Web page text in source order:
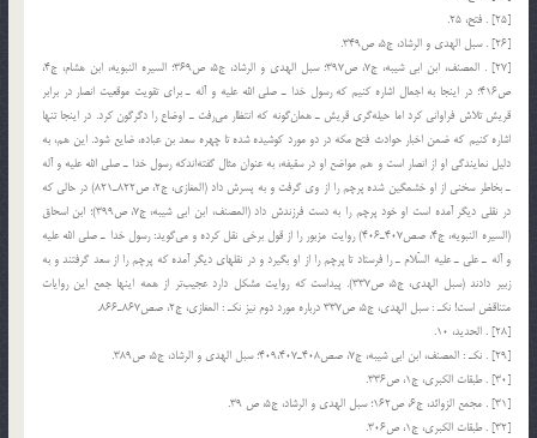
[25] . فتح، 25.
[26] . سبل الهدی و الرشاد، ج5، ص349.
[27] . المصنف، ابن ابی شیبه، ج7، ص397؛ سبل الهدی و الرشاد، ج5، ص369؛ السیره النبویه، ابن هشام، ج4،
ص416؛ در اینجا به اجمال اشاره كنیم كه رسول خدا ـ صلی الله علیه و آله ـ برای تقویت موقعیت انصار در برابر
قریش تلاش فراوانی كرد اما حیله‌گری قریش ـ همان‌گونه كه انتظار می‌رفت ـ اوضاع را دگرگون كرد. در اینجا تنها
اشاره كنیم كه ضمن اخبار حوادث فتح مكه در دو مورد كوشیده شده تا چهره سعد بن عباده، ضایع شود. این هم، به
دلیل نمایندگی او از انصار است و هم مواضع او در سقیفه، به عنوان مثال گفته‌اندكه رسول خدا ـ صلی الله علیه و آله
ـ بخاطر سخنی از او خشمگین شده پرچم را از وی گرفت و به پسرش داد (المغازی، ج2، ص822ـ821) در حالی كه
در نقلی دیگر آمده است او خود پرچم را به دست فرزندش داد (المصنف، ابن ابی شیبه، ج7، ص399)؛ ابن اسحاق
(السیره النبویه، ج4، صص407ـ406) روایت مزبور را از قول برخی نقل كرده و می‌گوید: رسول خدا ـ صلی الله علیه
و آله ـ علی ـ علیه السّلام ـ را فرستاد تا پرچم را از او بگیرد و در نقلهای دیگر آمده كه پرچم را از سعد گرفتند و به
زبیر دادند (سبل الهدی، ج5، ص337). پیداست كه روایت مشكل دارد عجیب‌تر از همه اینها جمع این روایات
متناقض است! نكـ : سبل الهدی، ج5، ص337 درباره مورد دوم نیز نكـ : المغازی، ج2، صص867ـ866.
[28] . الحدید، 10.
[29] . نكـ : المصنف، ابن ابی شیبه، ج7، صص408ـ409،407؛ سبل الهدی و الرشاد، ج5، ص389.
[30] . طبقات الكبری، ج1، ص336.
[31] . مجمع الزوائد، ج6، ص162؛ سبل الهدی و الرشاد، ج5، ص 39.
[32] . طبقات الكبری، ج1، ص306.